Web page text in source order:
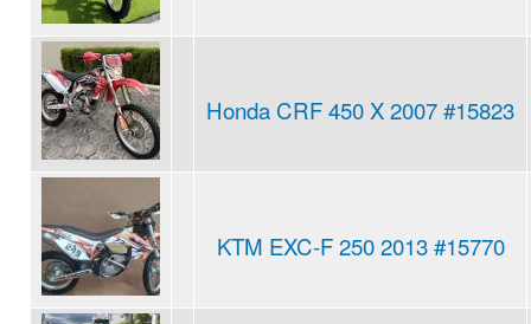
Honda CRF 450 X 2007 #15823
KTM EXC-F 250 2013 #15770